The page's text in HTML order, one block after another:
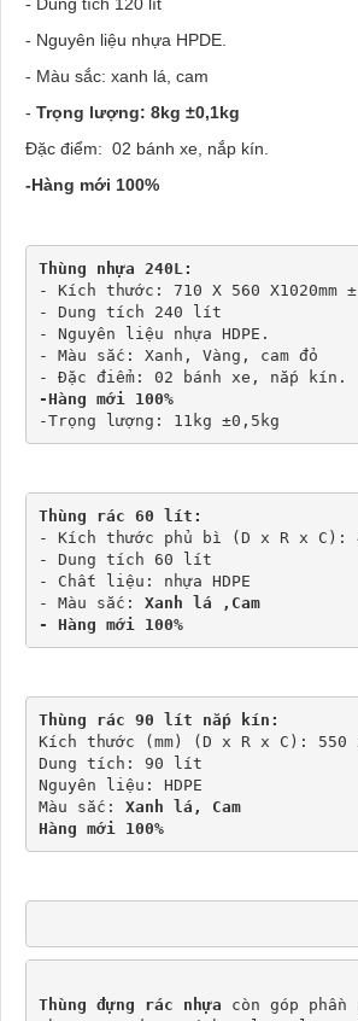
- Dung tích 120 lít
- Nguyên liệu nhựa HPDE.
- Màu sắc: xanh lá, cam
- Trọng lượng: 8kg ±0,1kg
Đặc điểm: 02 bánh xe, nắp kín.
-Hàng mới 100%
Thùng nhựa 240L:
- Kích thước: 710 X 560 X1020mm ±
- Dung tích 240 lít
- Nguyên liệu nhựa HDPE.
- Màu sắc: Xanh, Vàng, cam đỏ
- Đặc điểm: 02 bánh xe, nắp kín.
-Hàng mới 100%
-Trọng lượng: 11kg ±0,5kg
Thùng rác 60 lít:
- Kích thước phủ bì (D x R x C):
- Dung tích 60 lít
- Chất liệu: nhựa HDPE
- Màu sắc: Xanh lá ,Cam
- Hàng mới 100%
Thùng rác 90 lít nắp kín:
Kích thước (mm) (D x R x C): 550
Dung tích: 90 lít
Nguyên liệu: HDPE
Màu sắc: Xanh lá, Cam
Hàng mới 100%
Thùng đựng rác nhựa còn góp